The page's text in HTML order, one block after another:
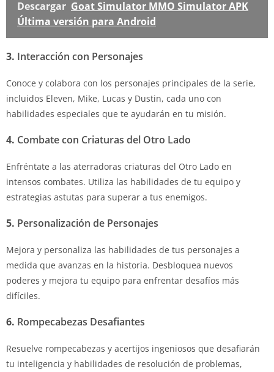
Descargar Goat Simulator MMO Simulator APK
Última versión para Android
3. Interacción con Personajes
Conoce y colabora con los personajes principales de la serie,
incluidos Eleven, Mike, Lucas y Dustin, cada uno con
habilidades especiales que te ayudarán en tu misión.
4. Combate con Criaturas del Otro Lado
Enfréntate a las aterradoras criaturas del Otro Lado en
intensos combates. Utiliza las habilidades de tu equipo y
estrategias astutas para superar a tus enemigos.
5. Personalización de Personajes
Mejora y personaliza las habilidades de tus personajes a
medida que avanzas en la historia. Desbloquea nuevos
poderes y mejora tu equipo para enfrentar desafíos más
difíciles.
6. Rompecabezas Desafiantes
Resuelve rompecabezas y acertijos ingeniosos que desafiarán
tu inteligencia y habilidades de resolución de problemas,